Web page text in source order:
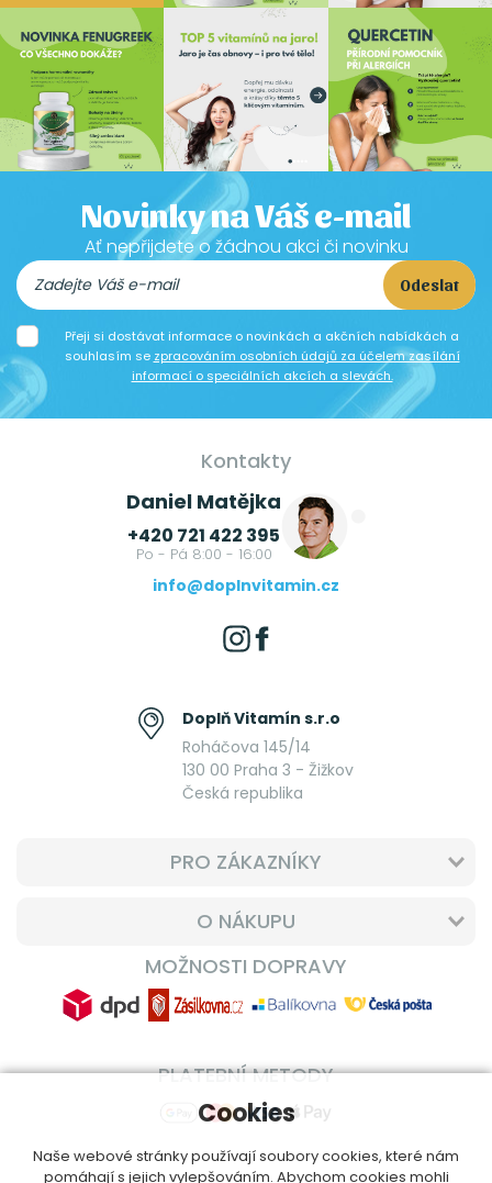
Novinky na Váš e-mail
Ať nepřijdete o žádnou akci či novinku
Odeslat
Přeji si dostávat informace o novinkách a akčních nabídkách a
souhlasím se zpracováním osobních údajů za účelem zasílání
informací o speciálních akcích a slevách.
Kontakty
Daniel Matějka
+420 721 422 395
Po - Pá 8:00 - 16:00
info@doplnvitamin.cz
Doplň Vitamín s.r.o
Roháčova 145/14
130 00 Praha 3 - Žižkov
Česká republika
PRO ZÁKAZNÍKY
O NÁKUPU
MOŽNOSTI DOPRAVY
PLATEBNÍ METODY
Cookies
Naše webové stránky používají soubory cookies, které nám
pomáhají s jejich vylepšováním. Abychom cookies mohli